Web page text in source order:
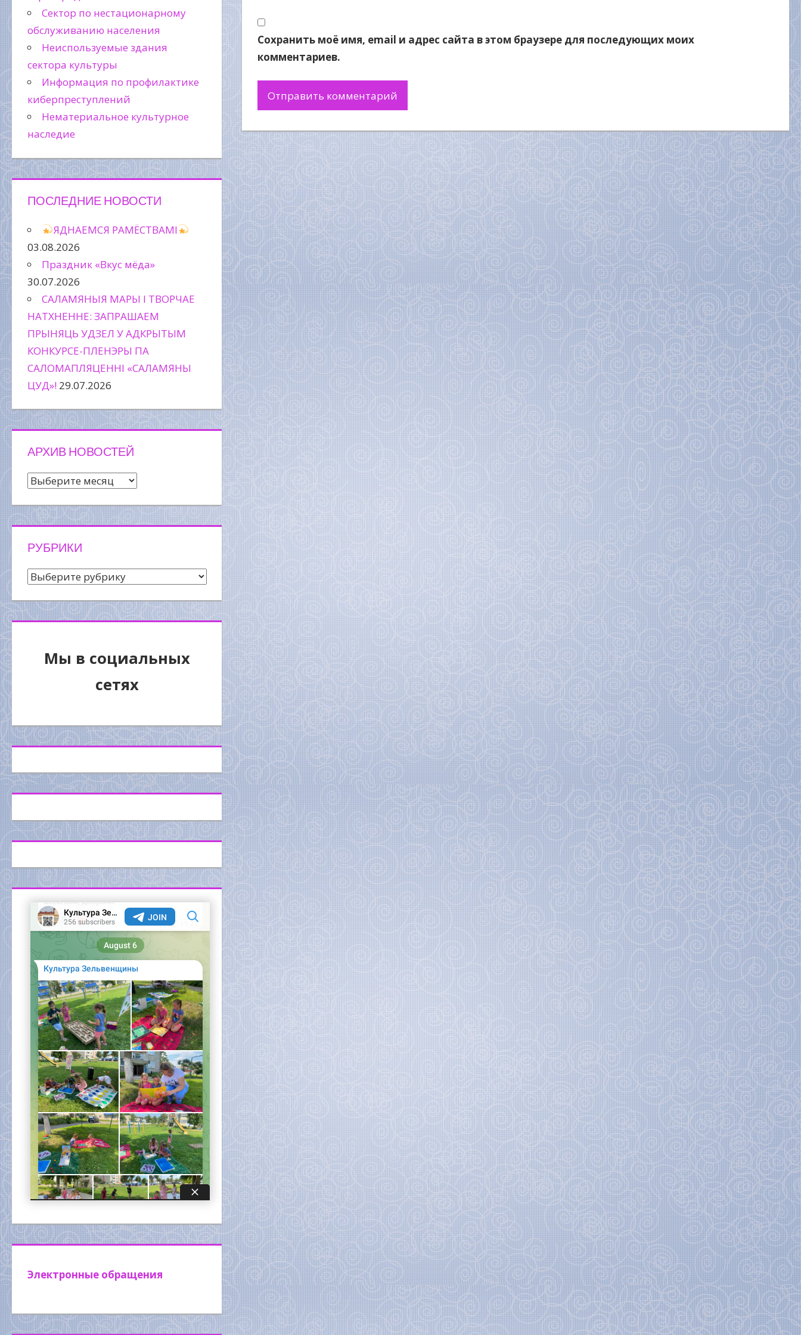
Сохранить моё имя, email и адрес сайта в этом браузере для последующих моих
комментариев.
Сектор по нестационарному
обслуживанию населения
Неиспользуемые здания
сектора культуры
Информация по профилактике
киберпреступлений
Нематериальное культурное
наследие
ПОСЛЕДНИЕ НОВОСТИ
ЯДНАЕМСЯ РАМЁСТВАМІ
03.08.2026
Праздник «Вкус мёда»
30.07.2026
САЛАМЯНЫЯ МАРЫ І ТВОРЧАЕ
НАТХНЕННЕ: ЗАПРАШАЕМ
ПРЫНЯЦЬ УДЗЕЛ У АДКРЫТЫМ
КОНКУРСЕ-ПЛЕНЭРЫ ПА
САЛОМАПЛЯЦЕННІ «САЛАМЯНЫ
ЦУД»! 29.07.2026
АРХИВ НОВОСТЕЙ
Архив
РУБРИКИ
Рубрики
Мы в социальных
сетях
Электронные обращения